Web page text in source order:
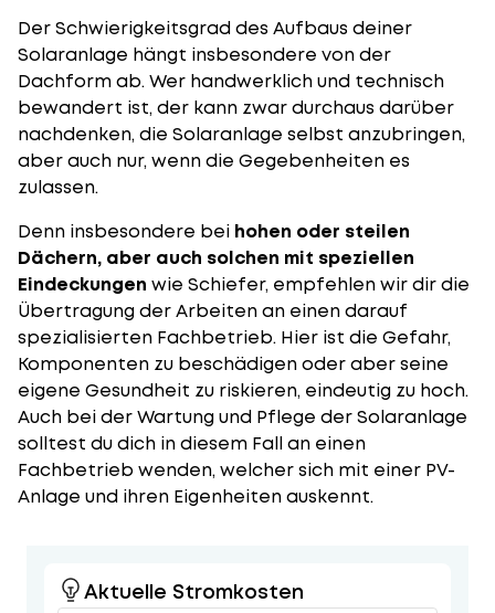
Der Schwierigkeitsgrad des Aufbaus deiner
Solaranlage hängt insbesondere von der
Dachform ab. Wer handwerklich und technisch
bewandert ist, der kann zwar durchaus darüber
nachdenken, die Solaranlage selbst anzubringen,
aber auch nur, wenn die Gegebenheiten es
zulassen.
Denn insbesondere bei hohen oder steilen
Dächern, aber auch solchen mit speziellen
Eindeckungen wie Schiefer, empfehlen wir dir die
Übertragung der Arbeiten an einen darauf
spezialisierten Fachbetrieb. Hier ist die Gefahr,
Komponenten zu beschädigen oder aber seine
eigene Gesundheit zu riskieren, eindeutig zu hoch.
Auch bei der Wartung und Pflege der Solaranlage
solltest du dich in diesem Fall an einen
Fachbetrieb wenden, welcher sich mit einer PV-
Anlage und ihren Eigenheiten auskennt.
Aktuelle Stromkosten